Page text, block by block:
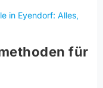
in Eyendorf: Alles,
für